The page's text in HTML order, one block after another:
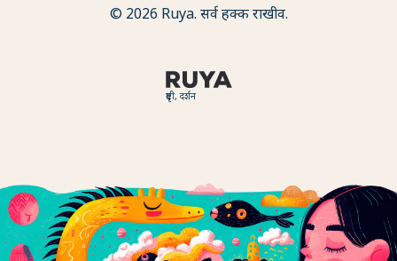
दृष्टी, दर्शन
© 2026 Ruya. सर्व हक्क राखीव.